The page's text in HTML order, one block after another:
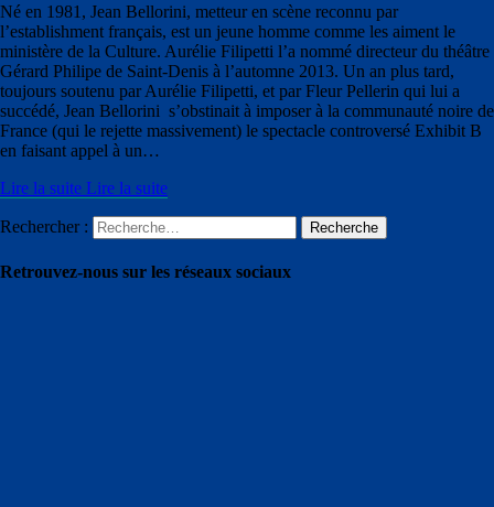
Né en 1981, Jean Bellorini, metteur en scène reconnu par
l’establishment français, est un jeune homme comme les aiment le
ministère de la Culture. Aurélie Filipetti l’a nommé directeur du théâtre
Gérard Philipe de Saint-Denis à l’automne 2013. Un an plus tard,
toujours soutenu par Aurélie Filipetti, et par Fleur Pellerin qui lui a
succédé, Jean Bellorini s’obstinait à imposer à la communauté noire de
France (qui le rejette massivement) le spectacle controversé Exhibit B
en faisant appel à un…
Lire la suite Lire la suite
Rechercher : Recherche
Retrouvez-nous sur les réseaux sociaux